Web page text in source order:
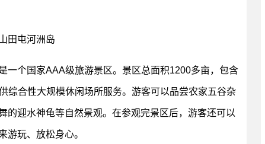
田屯河洲岛
一个国家AAA级旅游景区。景区总面积1200多亩，包含
综合性大规模休闲场所服务。游客可以品尝农家五谷杂
的迎水神龟等自然景观。在参观完景区后，游客还可以
游玩、放松身心。